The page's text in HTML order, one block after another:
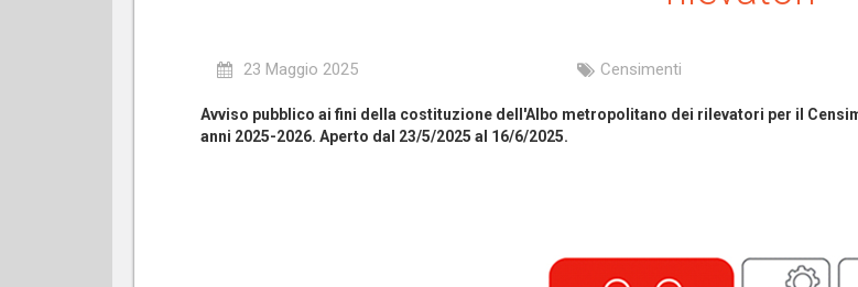
23 Maggio 2025 Censimenti
Avviso pubblico ai fini della costituzione dell'Albo metropolitano dei rilevatori per il
anni 2025-2026. Aperto dal 23/5/2025 al 16/6/2025.